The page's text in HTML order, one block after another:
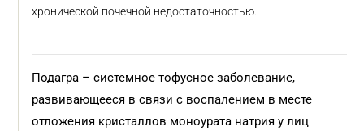
хронической почечной недостаточностью.
Подагра – системное тофусное заболевание,
развивающееся в связи с воспалением в месте
отложения кристаллов моноурата натрия у лиц